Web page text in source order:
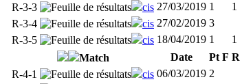
R-3-3
cis 27/03/2019 1 1
R-3-4
cis 27/02/2019 3
R-3-5
cis 18/04/2019 1 1
Match
Date Pt F R
R-4-1
cis 06/03/2019 2